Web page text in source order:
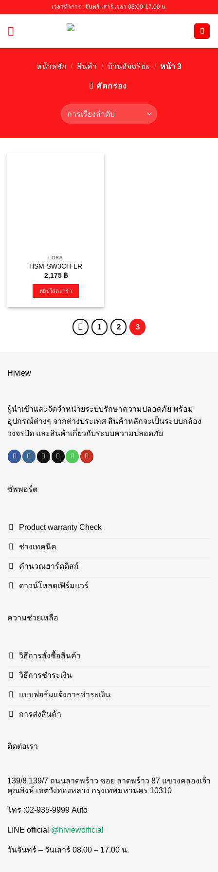
content
เวลาทำการ : จันทร์-เสาร์ เวลา 08:00-17.00 น.
หน้าหลัก / สินค้า / บ้านอัจฉริยะ / หน้า 3
คัดกรอง
LORA
HSM-SW3CH-LR
2,175 ฿
หยิบใส่ตะกร้า
1 2 3
Hiview
ผู้นำเข้าและจัดจำหน่ายระบบรักษาความปลอดภัย พร้อม
อุปกรณ์ต่างๆ จากต่างประเทศ สินค้าหลักจะเป็นระบบกล้อง
วงจรปิด และสินค้าเกี่ยวกับระบบความปลอดภัย
ซัพพอร์ต
Product warranty Check
ช่างเทคนิค
คำนวณฮาร์ดดิสก์
ดาวน์โหลดเฟิร์มแวร์
ความช่วยเหลือ
วิธีการสั่งซื้อสินค้า
วิธีการชำระเงิน
แบบฟอร์มแจ้งการชำระเงิน
การส่งสินค้า
ติดต่อเรา
139/8,139/7 ถนนลาดพร้าว ซอย ลาดพร้าว 87 แขวงคลองเจ้า
คุณสิงห์ เขตวังทองหลาง กรุงเทพมหานคร 10310
โทร :02-935-9999 Auto
LINE official @hiviewofficial
วันจันทร์ – วันเสาร์ 08.00 – 17.00 น.